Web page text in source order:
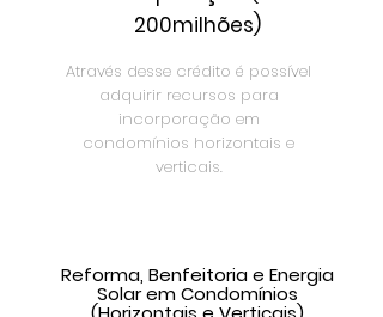
200milhões)
Através desse crédito é possível
adquirir recursos para
incorporação em
condomínios horizontais e
verticais.
Reforma, Benfeitoria e Energia
Solar em Condomínios